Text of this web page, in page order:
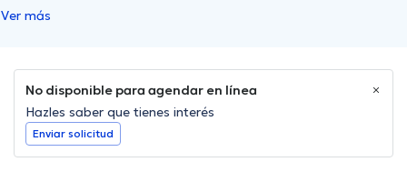
Ver más
No disponible para agendar en línea
Hazles saber que tienes interés
Enviar solicitud